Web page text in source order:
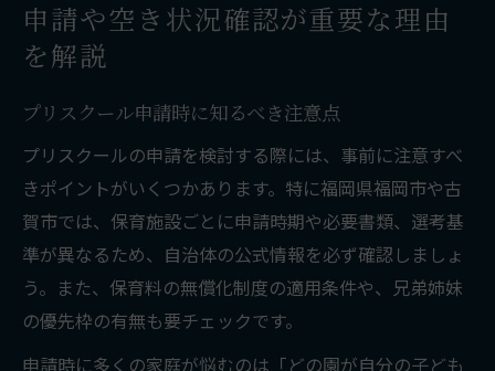
申請や空き状況確認が重要な理由
を解説
プリスクール申請時に知るべき注意点
プリスクールの申請を検討する際には、事前に注意すべ
きポイントがいくつかあります。特に福岡県福岡市や古
賀市では、保育施設ごとに申請時期や必要書類、選考基
準が異なるため、自治体の公式情報を必ず確認しましょ
う。また、保育料の無償化制度の適用条件や、兄弟姉妹
の優先枠の有無も要チェックです。
申請時に多くの家庭が悩むのは「どの園が自分の子ども